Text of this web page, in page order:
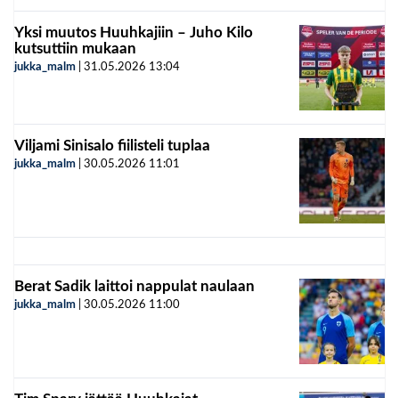
Yksi muutos Huuhkajiin – Juho Kilo
kutsuttiin mukaan
jukka_malm 31.05.2026 13:04
Viljami Sinisalo fiilisteli tuplaa
jukka_malm 30.05.2026 11:01
Berat Sadik laittoi nappulat naulaan
jukka_malm 30.05.2026 11:00